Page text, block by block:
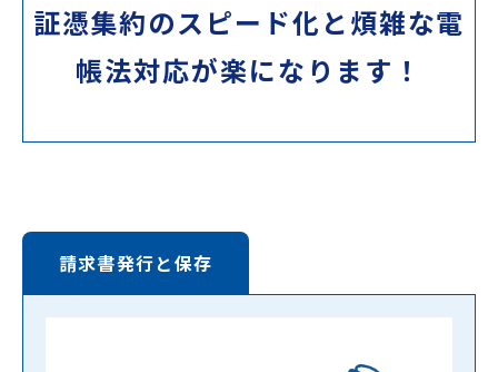
証憑集約のスピード化と煩雑な電
帳法対応が楽になります！
請求書発行と保存